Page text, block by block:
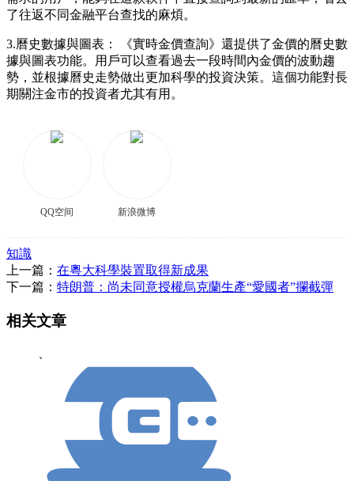
了往返不同金融平台查找的麻煩。
3.曆史數據與圖表： 《實時金價查詢》還提供了金價的曆史數
據與圖表功能。用戶可以查看過去一段時間內金價的波動趨
勢，並根據曆史走勢做出更加科學的投資決策。這個功能對長
期關注金市的投資者尤其有用。
QQ空间 新浪微博
知識
上一篇： 在粵大科學裝置取得新成果
下一篇： 特朗普：尚未同意授權烏克蘭生產“愛國者”攔截彈
相关文章
、